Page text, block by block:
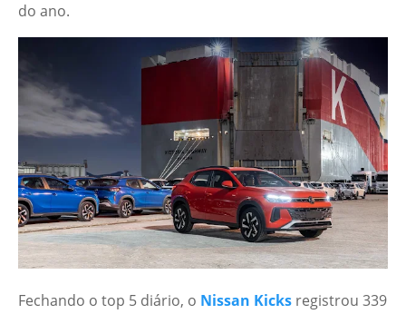
do ano.
Fechando o top 5 diário, o Nissan Kicks registrou 339